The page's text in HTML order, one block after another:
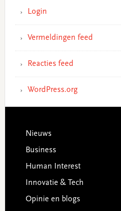
Login
Vermeldingen feed
Reacties feed
WordPress.org
Footer
Nieuws
Business
Human Interest
Innovatie & Tech
Opinie en blogs